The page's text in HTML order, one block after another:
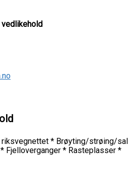
* Brøyting/strøing/
Fjelloverganger * Rasteplasser *